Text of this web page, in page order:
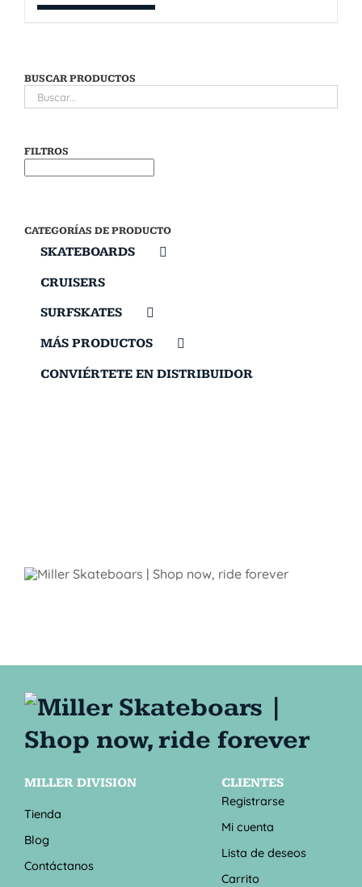
BUSCAR PRODUCTOS
FILTROS
CATEGORÍAS DE PRODUCTO
SKATEBOARDS
CRUISERS
SURFSKATES
MÁS PRODUCTOS
CONVIÉRTETE EN DISTRIBUIDOR
MILLER DIVISION
Tienda
Blog
Contáctanos
CLIENTES
Registrarse
Mi cuenta
Lista de deseos
Carrito